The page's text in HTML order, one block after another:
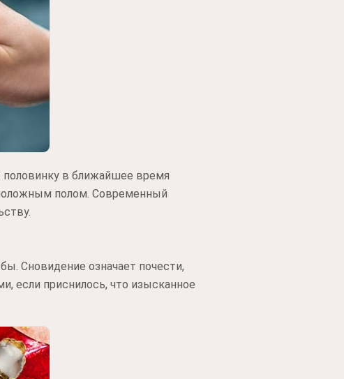
половинку в ближайшее время
полом. Современный
Сновидение означает почести,
если приснилось, что изысканное